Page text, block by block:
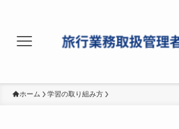
ホーム 学習の取り組み方